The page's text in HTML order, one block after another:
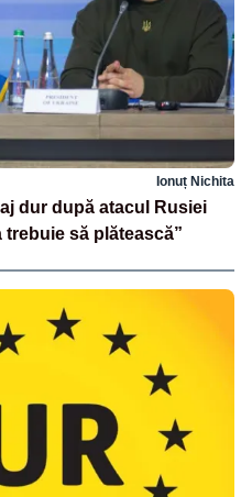
Ionuț Nichita
dur după atacul Rusiei
să plătească”